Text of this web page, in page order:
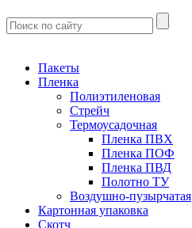
Пакеты
Пленка
Полиэтиленовая
Стрейч
Термоусадочная
Пленка ПВХ
Пленка ПОФ
Пленка ПВД
Полотно ТУ
Воздушно-пузырчатая
Картонная упаковка
Скотч